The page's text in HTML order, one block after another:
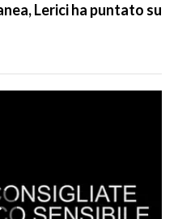
Lerici ha puntato su